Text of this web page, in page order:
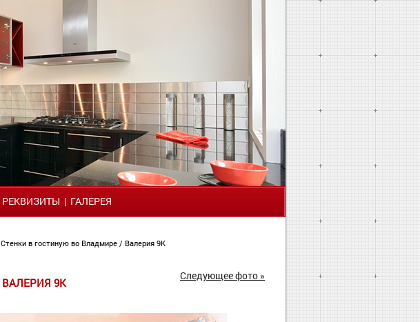
РЕКВИЗИТЫ | ГАЛЕРЕЯ
Стенки в гостиную во Владмире / Валерия 9К
Следующее фото »
ВАЛЕРИЯ 9К